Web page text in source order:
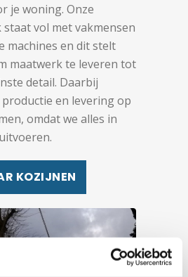
je woning. Onze
vol met vakmensen
machines en dit stelt
maatwerk te leveren tot
detail. Daarbij
en levering op
omdat we alles in
KOZIJNEN